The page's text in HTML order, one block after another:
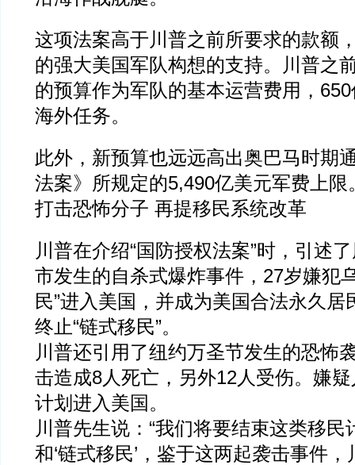
这项法案高于川普之前所要求的款额
的强大美国军队构想的支持。川普之
的预算作为军队的基本运营费用，
海外任务。
此外，新预算也远远高出奥巴马时期
法案》所规定的5,490亿美元军费上限
打击恐怖分子 再提移民系统改革
川普在介绍“国防授权法案”时，引述
市发生的自杀式爆炸事件，27岁嫌犯
民”进入美国，并成为美国合法永久居
终止“链式移民”。
川普还引用了纽约万圣节发生的恐怖
击造成8人死亡，另外12人受伤。嫌
计划进入美国。
川普先生说：“我们将要结束这类移民
和‘链式移民’，鉴于这两起袭击事件，